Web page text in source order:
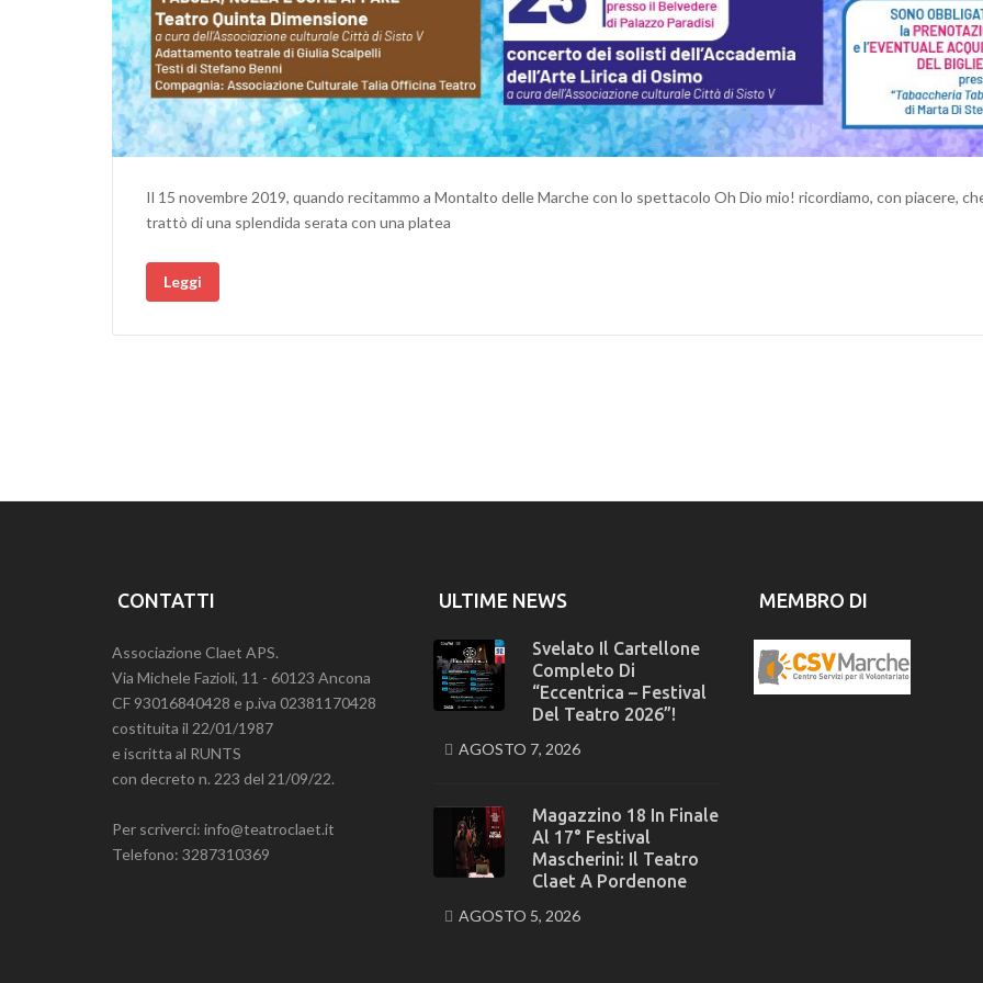
Il 15 novembre 2019, quando recitammo a Montalto delle Marche con lo spettacolo Oh Dio mio! ricordiamo, con piacere,
trattò di una splendida serata con una platea
Leggi
CONTATTI
Associazione Claet APS.
Via Michele Fazioli, 11 - 60123 Ancona
CF 93016840428 e p.iva 02381170428
costituita il 22/01/1987
e iscritta al RUNTS
con decreto n. 223 del 21/09/22.
Per scriverci: info@teatroclaet.it
Telefono: 3287310369
ULTIME NEWS
Svelato Il Cartellone
Completo Di
“Eccentrica – Festival
Del Teatro 2026”!
AGOSTO 7, 2026
Magazzino 18 In Finale
Al 17° Festival
Mascherini: Il Teatro
Claet A Pordenone
AGOSTO 5, 2026
MEMBRO DI